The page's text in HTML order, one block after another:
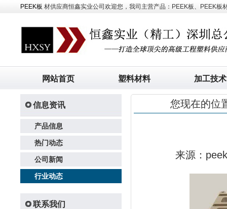
PEEK板 材供应商恒鑫实业公司欢迎您，我司主营产品：PEEK板、PEEK板
网站首页 塑料材料 加工技术
信息资讯
产品信息
热门动态
公司新闻
行业动态
联系我们
您现在的位
来源：